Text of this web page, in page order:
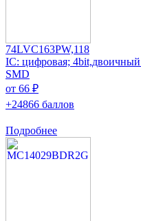
74LVC163PW,118
IC: цифровая;
SMD
от 66 ₽
+24866 баллов
Подробнее